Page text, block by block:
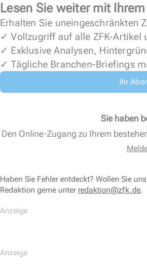
Lesen Sie weiter mit
Erhalten Sie uneingeschränkten
✓ Vollzugriff auf alle ZFK-Artikel
✓ Exklusive Analysen,
✓ Tägliche Branchen-Briefings
Ihr
Sie haben
Den Online-Zugang zu Ihrem
Haben Sie Fehler entdeckt? Wollen Sie
Redaktion gerne unter redaktion@zfk.de.